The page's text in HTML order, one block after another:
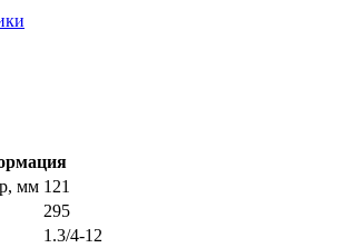
мм 121
295
1.3/4-12